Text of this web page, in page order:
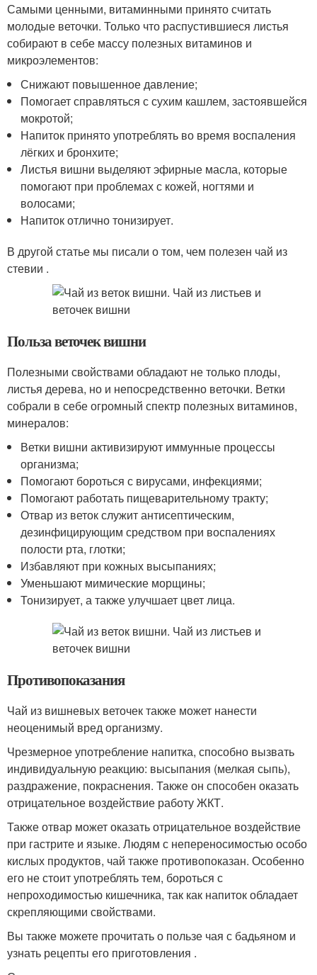
Самыми ценными, витаминными принято считать
молодые веточки. Только что распустившиеся листья
собирают в себе массу полезных витаминов и
микроэлементов:
Снижают повышенное давление;
Помогает справляться с сухим кашлем, застоявшейся
мокротой;
Напиток принято употреблять во время воспаления
лёгких и бронхите;
Листья вишни выделяют эфирные масла, которые
помогают при проблемах с кожей, ногтями и
волосами;
Напиток отлично тонизирует.
В другой статье мы писали о том, чем полезен чай из
стевии .
Польза веточек вишни
Полезными свойствами обладают не только плоды,
листья дерева, но и непосредственно веточки. Ветки
собрали в себе огромный спектр полезных витаминов,
минералов:
Ветки вишни активизируют иммунные процессы
организма;
Помогают бороться с вирусами, инфекциями;
Помогают работать пищеварительному тракту;
Отвар из веток служит антисептическим,
дезинфицирующим средством при воспалениях
полости рта, глотки;
Избавляют при кожных высыпаниях;
Уменьшают мимические морщины;
Тонизирует, а также улучшает цвет лица.
Противопоказания
Чай из вишневых веточек также может нанести
неоценимый вред организму.
Чрезмерное употребление напитка, способно вызвать
индивидуальную реакцию: высыпания (мелкая сыпь),
раздражение, покраснения. Также он способен оказать
отрицательное воздействие работу ЖКТ.
Также отвар может оказать отрицательное воздействие
при гастрите и языке. Людям с непереносимостью особо
кислых продуктов, чай также противопоказан. Особенно
его не стоит употреблять тем, бороться с
непроходимостью кишечника, так как напиток обладает
скрепляющими свойствами.
Вы также можете прочитать о пользе чая с бадьяном и
узнать рецепты его приготовления .